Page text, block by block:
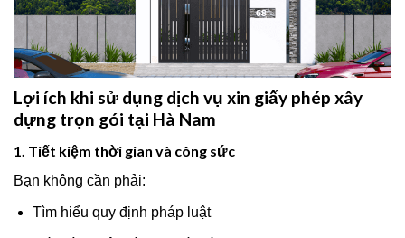
Lợi ích khi sử dụng dịch vụ xin giấy phép xây
dựng trọn gói tại Hà Nam
1. Tiết kiệm thời gian và công sức
Bạn không cần phải:
Tìm hiểu quy định pháp luật